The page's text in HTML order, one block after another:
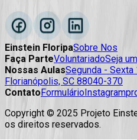
Einstein FloripaSobre Nos
Faça ParteVoluntariadoSeja
Nossas AulasSegunda - Sexta
Florianópolis, SC 88040-370
ContatoFormulárioInstagram
Copyright © 2025 Projeto
os direitos reservados.